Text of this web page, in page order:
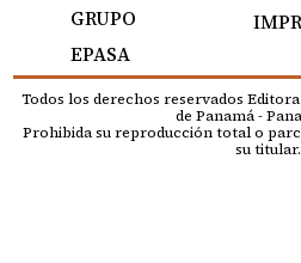
GRUPO
EPASA
Todos los derechos reservados
de Panamá -
Prohibida su reproducción total o
su titular.